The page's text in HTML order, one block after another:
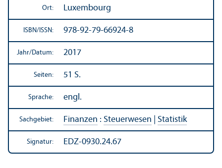
Ort: Luxembourg
ISBN/ ISSN: 978-92-79-66924-8
Jahr/Datum: 2017
Seiten: 51 S.
Sprache: engl.
Sachgebiet: Finanzen : Steuerwesen Statistik
Signatur: EDZ-0930.24.67